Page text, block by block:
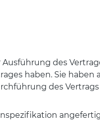
des
haben. Sie haben
des